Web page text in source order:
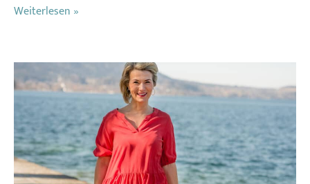
Weiterlesen »